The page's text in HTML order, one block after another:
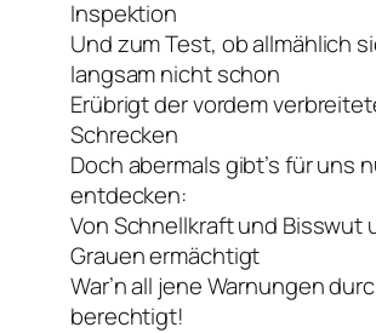
Inspektion
Und zum Test, ob allmählich
langsam nicht schon
Erübrigt der vordem
Schrecken
Doch abermals gibt’s für uns
entdecken:
Von Schnellkraft und Bisswut
Grauen ermächtigt
War’n all jene Warnungen
berechtigt!